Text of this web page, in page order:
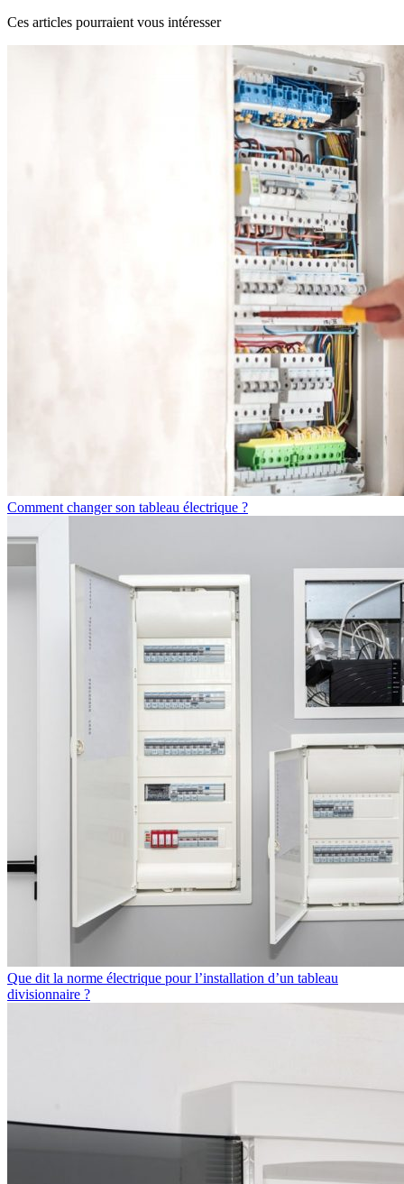
Ces articles pourraient vous intéresser
Comment changer son tableau électrique ?
Que dit la norme électrique pour l’installation d’un tableau
divisionnaire ?